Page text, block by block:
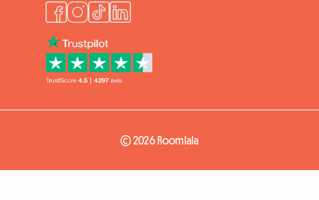
© 2026 Roomlala